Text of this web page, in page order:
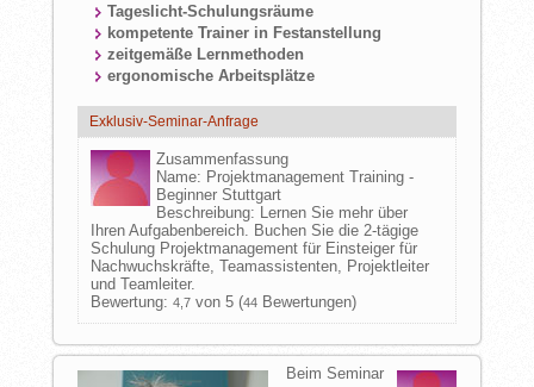
Tageslicht-Schulungsräume
kompetente Trainer in Festanstellung
zeitgemäße Lernmethoden
ergonomische Arbeitsplätze
Exklusiv-Seminar-Anfrage
Zusammenfassung
Name: Projektmanagement Training -
Beginner Stuttgart
Beschreibung: Lernen Sie mehr über
Ihren Aufgabenbereich. Buchen Sie die 2-tägige
Schulung Projektmanagement für Einsteiger für
Nachwuchskräfte, Teamassistenten, Projektleiter
und Teamleiter.
Bewertung: 4,7von 5 (44Bewertungen)
Beim Seminar